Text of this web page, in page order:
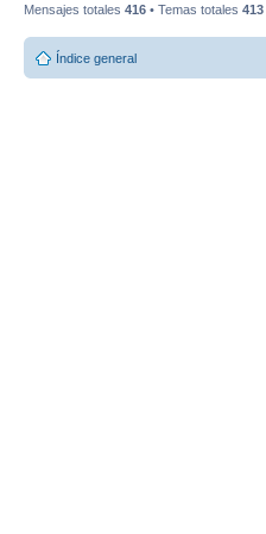
Mensajes totales 416 • Temas totales 413
Índice general